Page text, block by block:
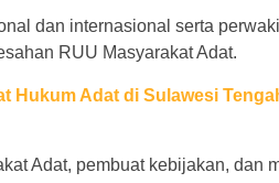
dan internasional serta
RUU Masyarakat Adat.
Hukum Adat di Sulawesi
Adat, pembuat kebijakan, dan